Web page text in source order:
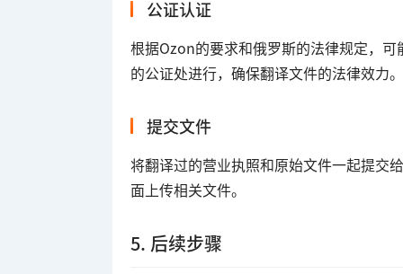
公证认证
根据Ozon的要求和俄罗斯的法律规定，
的公证处进行，确保翻译文件的法律效力。
提交文件
将翻译过的营业执照和原始文件一起提交
面上传相关文件。
5. 后续步骤